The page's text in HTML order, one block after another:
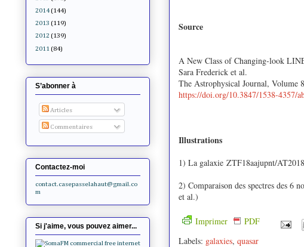
Source
A New Class of Changing-look
Sara Frederick et al.
The Astrophysical Journal, Volume
https://doi.org/10.3847/1538-4357/
Illustrations
1) La galaxie ZTF18aajupnt/
2) Comparaison des spectres des 6
et al.)
Imprimer
PDF
Labels: galaxies, quasar
2014 (144)
2013 (119)
2012 (139)
2011 (84)
S’abonner à
Articles
Commentaires
Contactez-moi
contact.casepasselahaut@gmail.co
m
Si j'aime, vous pouvez aimer...